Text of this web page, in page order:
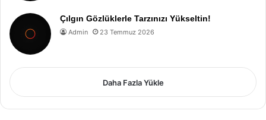
Çılgın Gözlüklerle Tarzınızı Yükseltin!
Admin 23 Temmuz 2026
Daha Fazla Yükle